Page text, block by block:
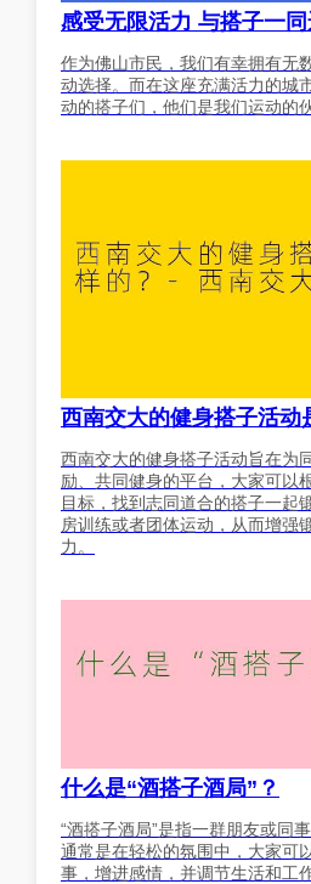
感受无限活力 与搭子一
作为佛山市民，我们有幸拥有无
动选择。而在这座充满活力的城
动的搭子们，他们是我们运动的
西南交大的健身搭子活动
西南交大的健身搭子活动旨在为
励、共同健身的平台，大家可以
目标，找到志同道合的搭子一起
房训练或者团体运动，从而增强
力。
什么是“酒搭子酒局”？
“酒搭子酒局”是指一群朋友或同
通常是在轻松的氛围中，大家可
事，增进感情，并调节生活和工